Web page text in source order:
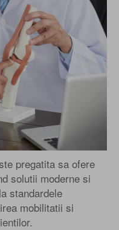
medicala
pregatita sa ofere
solutii moderne si
standardele
mobilitatii si